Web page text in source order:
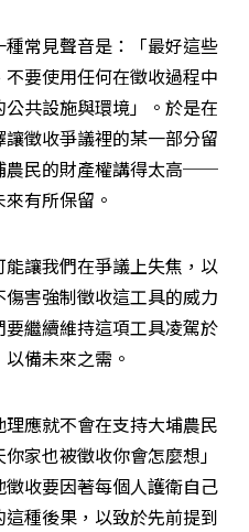
常見聲音是：「最好這些
要使用任何在徵收過程中
共設施與環境」。於是在
徵收爭議裡的某一部分留
農民的財產權講得太高──
有所保留。
讓我們在爭議上失焦，以
害強制徵收這工具的威力
繼續維持這項工具凌駕於
備未來之需。
應就不會在支持大埔農民
家也被徵收你會怎麼想」
收要因著每個人護衛自己
種後果，以致於先前提到